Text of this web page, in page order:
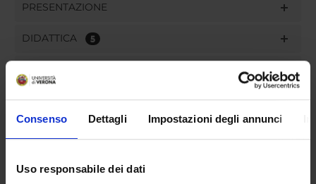
Consenso Dettagli Impostazioni degli annunci
Uso responsabile dei dati
PRESENTAZIONE
DIDATTICA 5
RICERCA
PUBBLICAZIONI